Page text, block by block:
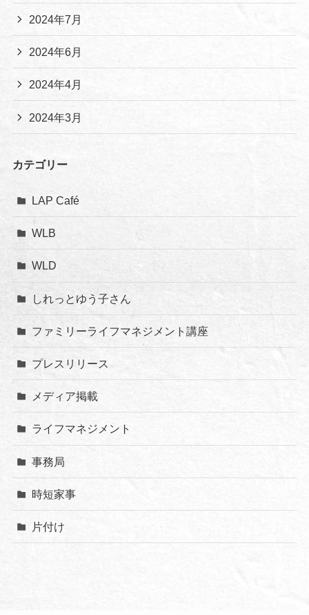
2024年7月
2024年6月
2024年4月
2024年3月
カテゴリー
LAP Café
WLB
WLD
しれっとゆう子さん
ファミリーライフマネジメント講座
プレスリリース
メディア掲載
ライフマネジメント
事務局
時短家事
片付け